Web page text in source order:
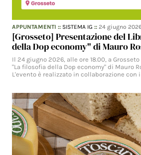
APPUNTAMENTI :: SISTEMA IG ::24 giugno 2026
[Grosseto] Presentazione del
della Dop economy" di Mauro
Il 24 giugno 2026, alle ore 18.00, a
"La filosofia della Dop economy" di Mauro
L'evento è realizzato in collaborazione con